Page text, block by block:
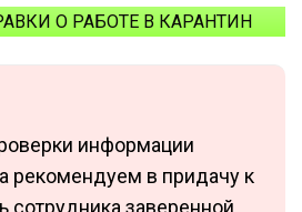
О РАБОТЕ В КАРАНТИН
информации
рекомендуем в придачу к
сотрудника заверенной